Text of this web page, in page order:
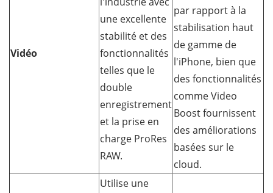
Vidéo
une excellente
stabilité et des
fonctionnalités
telles que le
double
enregistrement
et la prise en
charge ProRes
RAW.
par rapport à la
stabilisation haut
de gamme de
l'iPhone, bien que
des fonctionnalités
comme Video
Boost fournissent
des améliorations
basées sur le
cloud.
Utilise une